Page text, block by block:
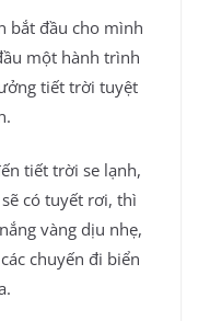
bắt đầu cho mình
một hành trình
tiết trời tuyệt
tiết trời se lạnh,
có tuyết rơi, thì
vàng dịu nhẹ,
chuyến đi biển